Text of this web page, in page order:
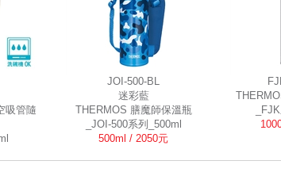
吸管隨
JOI-500-BL
迷彩藍
THERMOS 膳魔師保溫瓶
_JOI-500系列_500ml
500ml / 2050元